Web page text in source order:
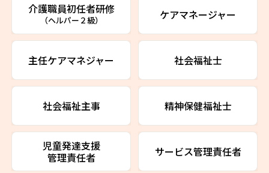
介護職員初任者研修
（ヘルパー２級） ケアマネージャー
主任ケアマネジャー 社会福祉士
社会福祉主事 精神保健福祉士
児童発達支援
管理責任者
サービス管理責任者